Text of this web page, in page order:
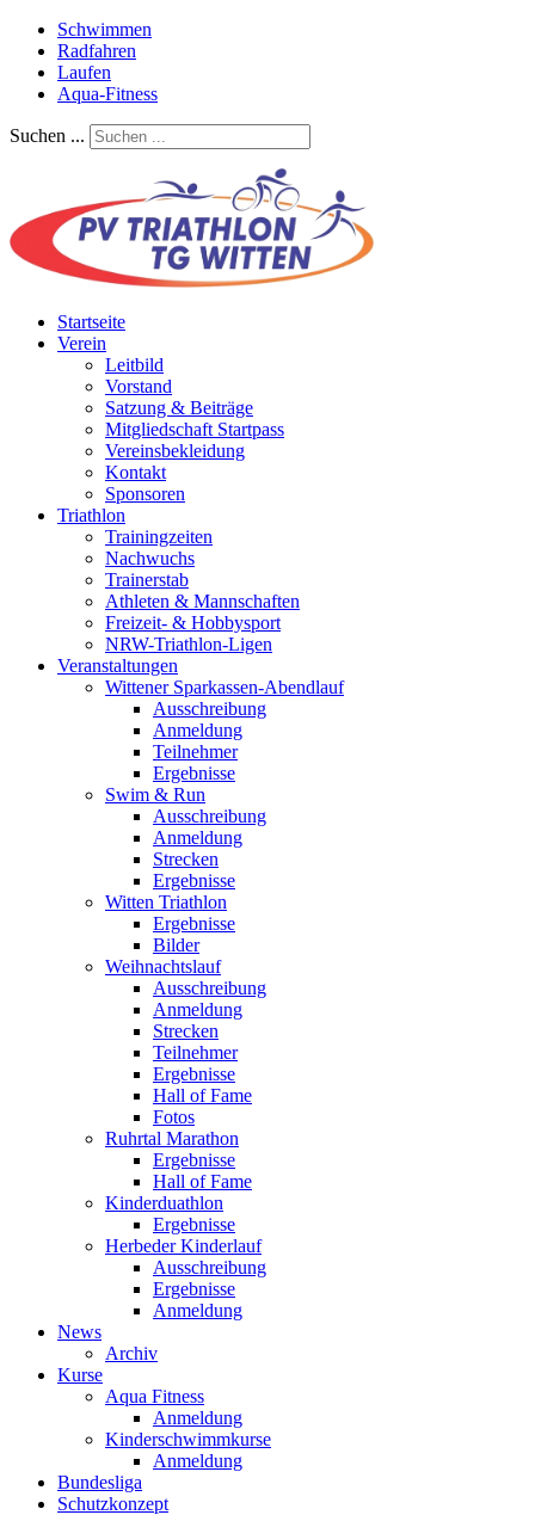
Schwimmen
Radfahren
Laufen
Aqua-Fitness
Suchen ...
Startseite
Verein
Leitbild
Vorstand
Satzung & Beiträge
Mitgliedschaft Startpass
Vereinsbekleidung
Kontakt
Sponsoren
Triathlon
Trainingzeiten
Nachwuchs
Trainerstab
Athleten & Mannschaften
Freizeit- & Hobbysport
NRW-Triathlon-Ligen
Veranstaltungen
Wittener Sparkassen-Abendlauf
Ausschreibung
Anmeldung
Teilnehmer
Ergebnisse
Swim & Run
Ausschreibung
Anmeldung
Strecken
Ergebnisse
Witten Triathlon
Ergebnisse
Bilder
Weihnachtslauf
Ausschreibung
Anmeldung
Strecken
Teilnehmer
Ergebnisse
Hall of Fame
Fotos
Ruhrtal Marathon
Ergebnisse
Hall of Fame
Kinderduathlon
Ergebnisse
Herbeder Kinderlauf
Ausschreibung
Ergebnisse
Anmeldung
News
Archiv
Kurse
Aqua Fitness
Anmeldung
Kinderschwimmkurse
Anmeldung
Bundesliga
Schutzkonzept